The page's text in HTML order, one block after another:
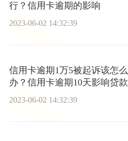
行？信用卡逾期的影响
2023-06-02 14:32:39
信用卡逾期1万5被起诉该怎么
办？信用卡逾期10天影响贷款
2023-06-02 14:32:39